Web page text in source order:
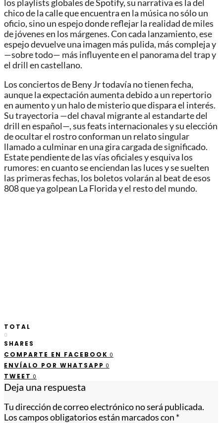
los playlists globales de Spotify, su narrativa es la del
chico de la calle que encuentra en la música no sólo un
oficio, sino un espejo donde reflejar la realidad de miles
de jóvenes en los márgenes. Con cada lanzamiento, ese
espejo devuelve una imagen más pulida, más compleja y
—sobre todo— más influyente en el panorama del trap y
el drill en castellano.
Los conciertos de Beny Jr todavía no tienen fecha,
aunque la expectación aumenta debido a un repertorio
en aumento y un halo de misterio que dispara el interés.
Su trayectoria —del chaval migrante al estandarte del
drill en español—, sus feats internacionales y su elección
de ocultar el rostro conforman un relato singular
llamado a culminar en una gira cargada de significado.
Estate pendiente de las vías oficiales y esquiva los
rumores: en cuanto se enciendan las luces y se suelten
las primeras fechas, los boletos volarán al beat de esos
808 que ya golpean La Florida y el resto del mundo.
TOTAL
0
SHARES
COMPARTE EN FACEBOOK 0
ENVÍALO POR WHATSAPP 0
TWEET 0
Deja una respuesta
Tu dirección de correo electrónico no será publicada.
Los campos obligatorios están marcados con *